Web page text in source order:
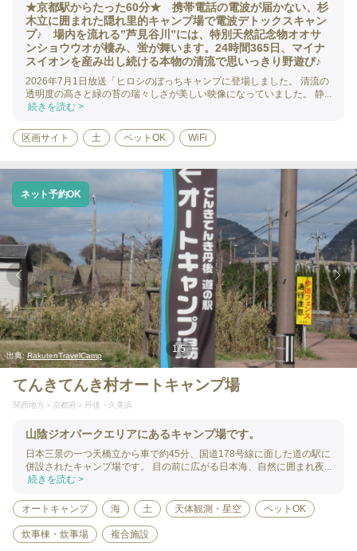
★京都駅からたった60分★ 携帯電話の電波が届かない、杉
木立に囲まれた隠れ里的キャンプ場で電波デトックスキャン
プ♪ 場内を流れる”芦見谷川”には、特別天然記念物オオサ
ンショウウオが棲み、蛍が舞います。24時間365日、マイナ
スイオンを産み出し続ける本物の清流で思いっきり野遊び♪
2026年7月1日放送「ヒロシのぼっちキャンプに登場しました。 清流の
透明度の高さと緑の苔の瑞々しさが美しい映像になっていました。 静...
続きを読む >
区画サイト 土 ペットOK WiFi
出典:RakutenTravelCamp
1/5
ネット予約OK
てんきてんき村オートキャンプ場
関西地方 京都府 丹後・久美浜
山陰ジオパークエリアにあるキャンプ場です。
日本三景の一つ天橋立から車で約45分、国道178号線に面した道の駅に
併設されたキャンプ場です。 目の前に広がる日本海、自然に囲まれ夜...
続きを読む >
オートキャンプ 海 土 天体観測・星空 ペットOK
炊事棟・炊事場 複合施設